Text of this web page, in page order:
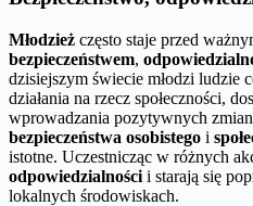
Młodzież często staje przed
bezpieczeństwem,
dzisiejszym świecie młodzi ludzie
działania na rzecz społeczności,
wprowadzania pozytywnych
bezpieczeństwa osobistego i
istotne. Uczestnicząc w różnych
odpowiedzialności i starają się
lokalnych środowiskach.